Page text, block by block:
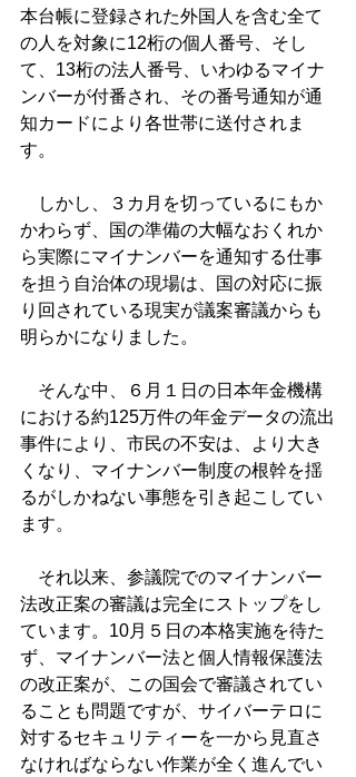
本台帳に登録された外国人を含む全て
の人を対象に12桁の個人番号、そし
て、13桁の法人番号、いわゆるマイナ
ンバーが付番され、その番号通知が通
知カードにより各世帯に送付されま
す。
しかし、３カ月を切っているにもか
かわらず、国の準備の大幅なおくれか
ら実際にマイナンバーを通知する仕事
を担う自治体の現場は、国の対応に振
り回されている現実が議案審議からも
明らかになりました。
そんな中、６月１日の日本年金機構
における約125万件の年金データの流出
事件により、市民の不安は、より大き
くなり、マイナンバー制度の根幹を揺
るがしかねない事態を引き起こしてい
ます。
それ以来、参議院でのマイナンバー
法改正案の審議は完全にストップをし
ています。10月５日の本格実施を待た
ず、マイナンバー法と個人情報保護法
の改正案が、この国会で審議されてい
ることも問題ですが、サイバーテロに
対するセキュリティーを一から見直さ
なければならない作業が全く進んでい